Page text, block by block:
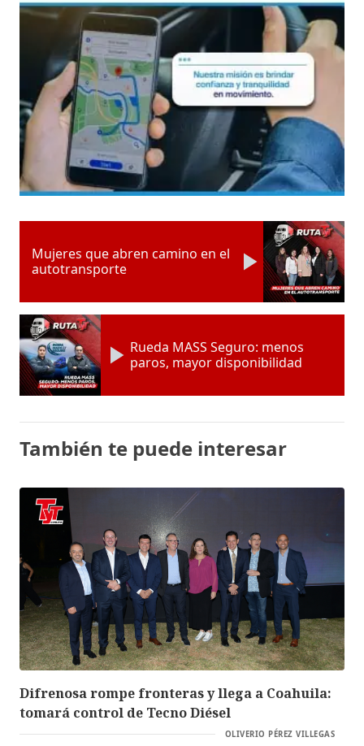
Mujeres que abren camino en el
autotransporte
Rueda MASS Seguro: menos
paros, mayor disponibilidad
También te puede interesar
Difrenosa rompe fronteras y llega a Coahuila:
tomará control de Tecno Diésel
OLIVERIO PÉREZ VILLEGAS